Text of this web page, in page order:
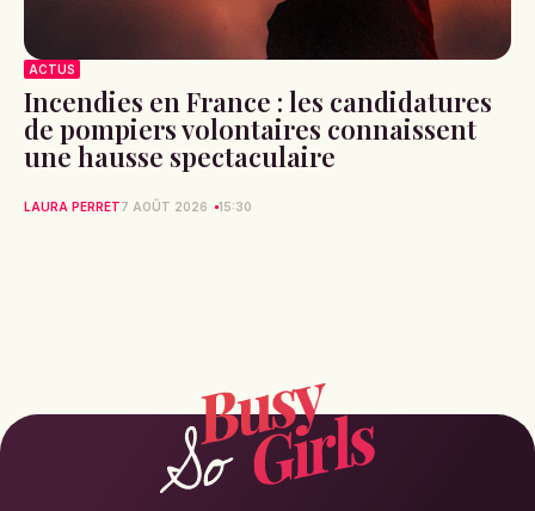
ACTUS
Incendies en France : les candidatures
de pompiers volontaires connaissent
une hausse spectaculaire
LAURA PERRET7 AOÛT 2026 15:30